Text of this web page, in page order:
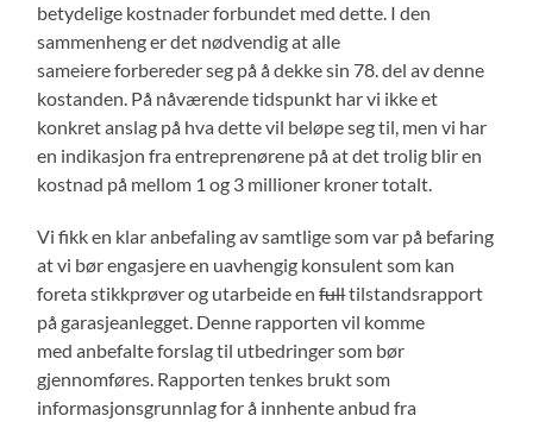
betydelige kostnader forbundet med dette. I den
sammenheng er det nødvendig at alle
sameiere forbereder seg på å dekke sin 78. del av denne
kostanden. På nåværende tidspunkt har vi ikke et
konkret anslag på hva dette vil beløpe seg til, men vi har
en indikasjon fra entreprenørene på at det trolig blir en
kostnad på mellom 1 og 3 millioner kroner totalt.
Vi fikk en klar anbefaling av samtlige som var på befaring
at vi bør engasjere en uavhengig konsulent som kan
foreta stikkprøver og utarbeide enfulltilstandsrapport
på garasjeanlegget. Denne rapporten vil komme
med anbefalte forslag til utbedringer som bør
gjennomføres. Rapporten tenkes brukt som
informasjonsgrunnlag for å innhente anbud fra